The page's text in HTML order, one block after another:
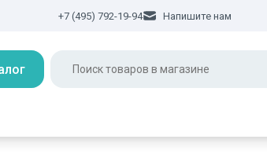
+7 (495) 792-19-94 Напишите нам